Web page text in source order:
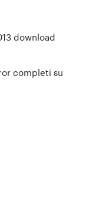
download
completi su